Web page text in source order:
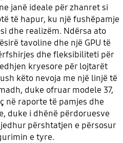
janë ideale për zhanret si
të hapur, ku një fushëpamje
dhe realizëm. Ndërsa ato
tavoline dhe një GPU të
dhe fleksibiliteti për
kryesore për lojtarët
këto nevoja me një linjë të
duke ofruar modele 37,
në raporte të pamjes dhe
duke i dhënë përdoruesve
përshtatjen e përsosur
e tyre.